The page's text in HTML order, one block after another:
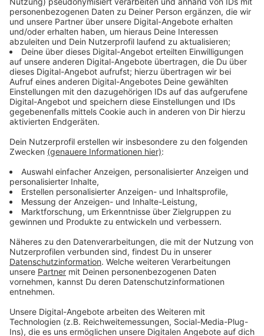
Immer auf dem Laufenden
bleiben!
Verpass' nichts mehr - mit unserem kostenlosen
ANTENNE BAYERN Newsletter. Ob Nachrichten,
Lifestyle oder unsere neuesten Aktionen - wir
informieren dich.
Zum Newsletter anmelden
Du möchtest uns etwas sagen?
Studio Hotline